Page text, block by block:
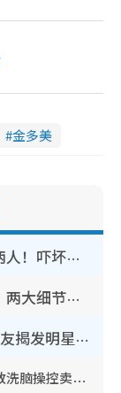
金多美
简淑儿染金发剪短头发气质判若两人！吓坏老公麦大力都认不出：“你做什么？”
汤洛雯传终于有好消息造人成功！两大细节曝孕味极浓引猜测：大肚婆先会咁！
8大最没礼貌艺人名单被疯传！网友揭发明星真面目，一致数落这一位是无品天花板？
银行高管“沉船”爆案中案！惊揭邪教洗脑操控卖淫被吞600万，幕后黑手讲多错多